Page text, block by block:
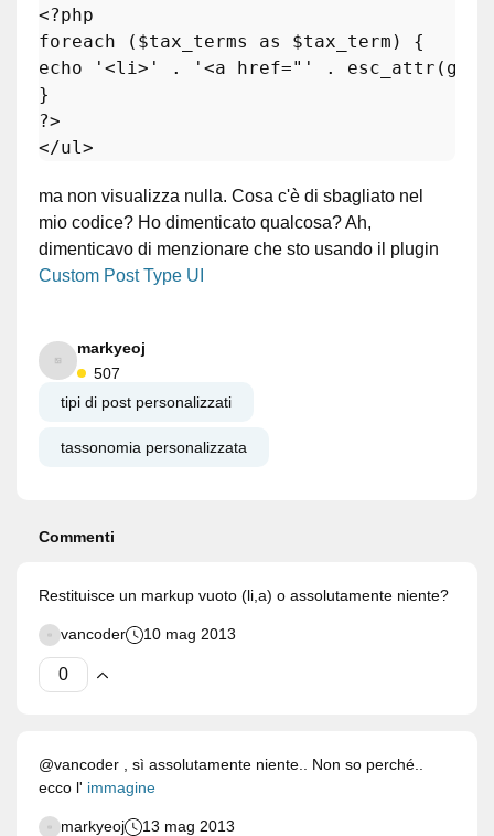
<?php
foreach ( $tax_terms as $tax_term
echo
'<li>' . '<a href="' . esc_attr (
?>
</ul>
ma non visualizza nulla. Cosa c'è di sbagliato nel
mio codice? Ho dimenticato qualcosa? Ah,
dimenticavo di menzionare che sto usando il plugin
Custom Post Type UI
markyeoj
507
tipi di post personalizzati
tassonomia personalizzata
Commenti
Restituisce un markup vuoto (li,a) o assolutamente niente?
vancoder 10 mag 2013
@vancoder , sì assolutamente niente.. Non so perché..
ecco l' immagine
markyeoj 13 mag 2013